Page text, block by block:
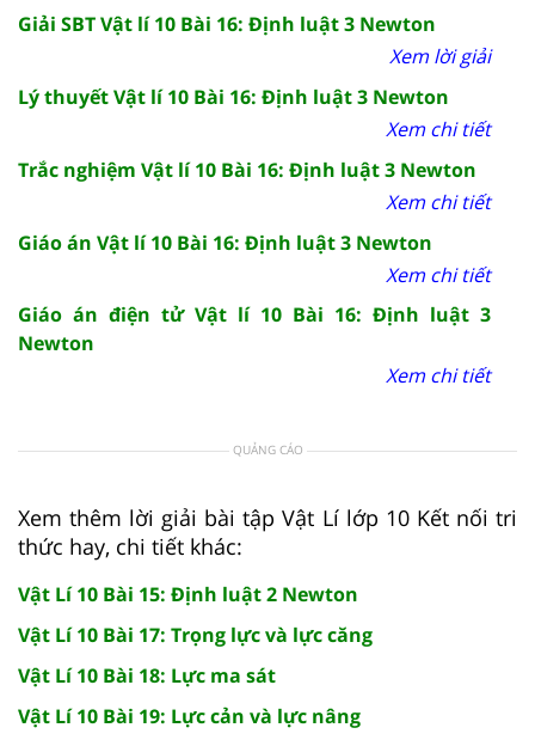
Giải SBT Vật lí 10 Bài 16: Định luật 3 Newton
Xem lời giải
Lý thuyết Vật lí 10 Bài 16: Định luật 3 Newton
Xem chi tiết
Trắc nghiệm Vật lí 10 Bài 16: Định luật 3 Newton
Xem chi tiết
Giáo án Vật lí 10 Bài 16: Định luật 3 Newton
Xem chi tiết
Giáo án điện tử Vật lí 10 Bài 16: Định luật 3
Newton
Xem chi tiết
QUẢNG CÁO
Xem thêm lời giải bài tập Vật Lí lớp 10 Kết nối tri
thức hay, chi tiết khác:
Vật Lí 10 Bài 15: Định luật 2 Newton
Vật Lí 10 Bài 17: Trọng lực và lực căng
Vật Lí 10 Bài 18: Lực ma sát
Vật Lí 10 Bài 19: Lực cản và lực nâng